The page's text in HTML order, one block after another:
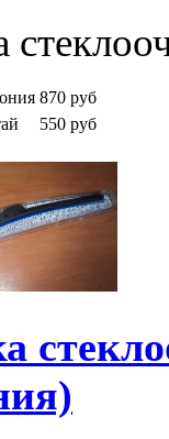
870 руб
550 руб